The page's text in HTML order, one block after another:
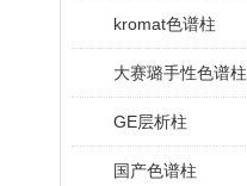
kromat色谱柱
大赛璐手性色谱柱
GE层析柱
国产色谱柱